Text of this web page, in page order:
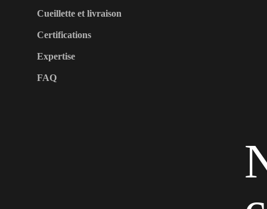
Cueillette et livraison
Certifications
Expertise
FAQ